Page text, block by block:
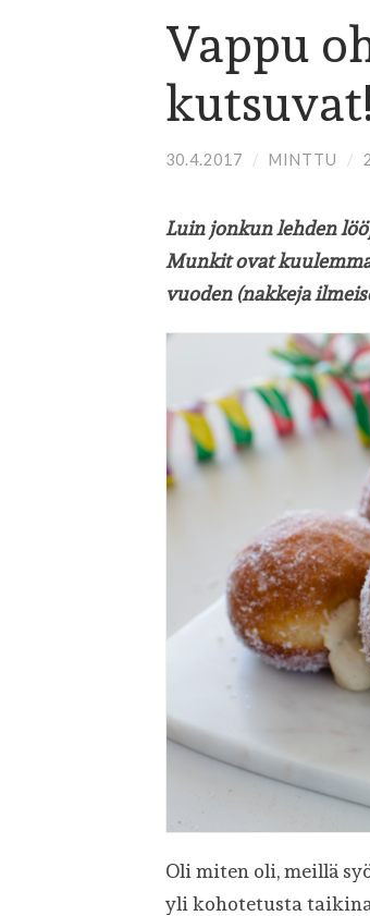
Vappu
30.4.2017 / MINTTU /
Luin jonkun lehden
Munkit ovat
vuoden (nakkeja
Oli miten oli, meillä
yli kohotetusta